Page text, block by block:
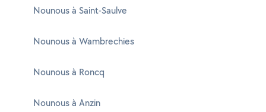
Nounous à Saint-Saulve
Nounous à Wambrechies
Nounous à Roncq
Nounous à Anzin